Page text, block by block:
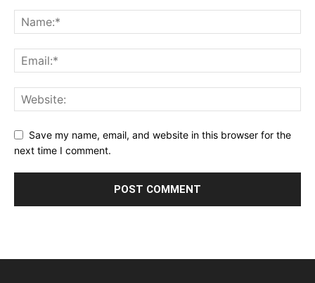
Save my name, email, and website in this browser for the
next time I comment.